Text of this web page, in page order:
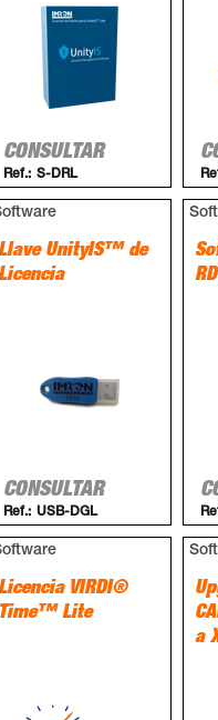
CONSULTAR
Ref.: S-DRL
UnityIS™ de
CONSULTAR
Ref.: USB-DGL
VIRDI®
Time™ Lite
a